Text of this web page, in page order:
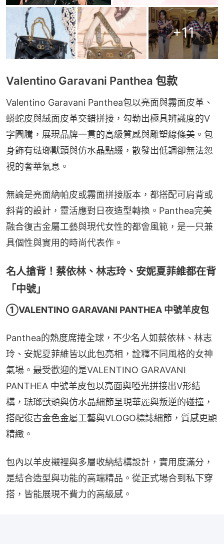
+11
Valentino Garavani Panthea 包款
Valentino Garavani Panthea包以亮面與霧面皮革、
蟒蛇皮與絨面皮革交錯拼接，勾勒出極具辨識度的V
字圖騰，展現品牌一貫的高級質感與雕塑線條美。包
身飾有琺瑯獸頭與仿水晶點綴，散發出低調卻無法忽
視的奢華氣息。
無論是亮面納帕皮或霧面拼接版本，都搭配可肩背或
斜背的設計，靈活應對日夜造型轉換。Panthea完美
融合復古金屬工藝與現代女性的都會風範，是一只兼
具個性與實用的時尚代表作。
名人搶背！蔡依林、林志玲、安妮夏菲維都在背
「中號」
①VALENTINO GARAVANI PANTHEA 中號羊皮包
Panthea的熱度席捲全球，不少名人如蔡依林、林志
玲、安妮夏菲維皆以此包亮相，詮釋不同風格的女神
氣場。最受歡迎的是VALENTINO GARAVANI
PANTHEA 中號羊皮包以亮面與啞光拼接出V形結
構，琺瑯獸頭與仿水晶細節呈現華麗與叛逆的碰撞，
搭配復古金色金屬工藝與VLOGO標誌細節，質感更顯
精緻。
包內以羊皮襯裡與多層收納結構設計，實用度滿分，
是結合造型與功能的高端精品。從正式場合到私下穿
搭，皆能展現不費力的高級感。